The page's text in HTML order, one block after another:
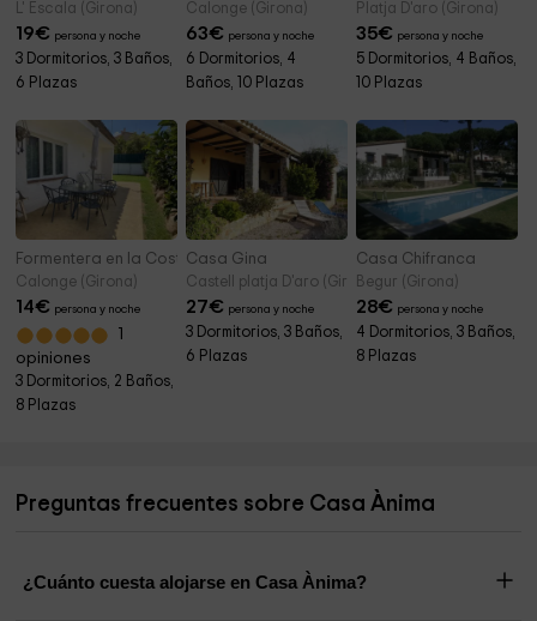
L' Escala (Girona)
19€ persona y noche
3 Dormitorios, 3 Baños,
6 Plazas
Calonge (Girona)
63€ persona y noche
6 Dormitorios, 4
Baños, 10 Plazas
Platja D'aro (Girona)
35€ persona y noche
5 Dormitorios, 4 Baños,
10 Plazas
Formentera en la Costa Brava
Calonge (Girona)
14€ persona y noche
opiniones
3 Dormitorios, 2 Baños,
8 Plazas
Casa Gina
Castell platja D'aro (Girona)
27€ persona y noche
3 Dormitorios, 3 Baños,
6 Plazas
Casa Chifranca
Begur (Girona)
28€ persona y noche
4 Dormitorios, 3 Baños,
8 Plazas
Preguntas frecuentes sobre Casa Ànima
¿Cuánto cuesta alojarse en Casa Ànima?